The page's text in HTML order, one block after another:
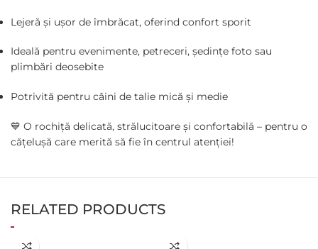
Lejeră și ușor de îmbrăcat, oferind confort sporit
Ideală pentru evenimente, petreceri, ședințe foto sau
plimbări deosebite
Potrivită pentru câini de talie mică și medie
💙 O rochiță delicată, strălucitoare și confortabilă – pentru o
cățelușă care merită să fie în centrul atenției!
RELATED PRODUCTS